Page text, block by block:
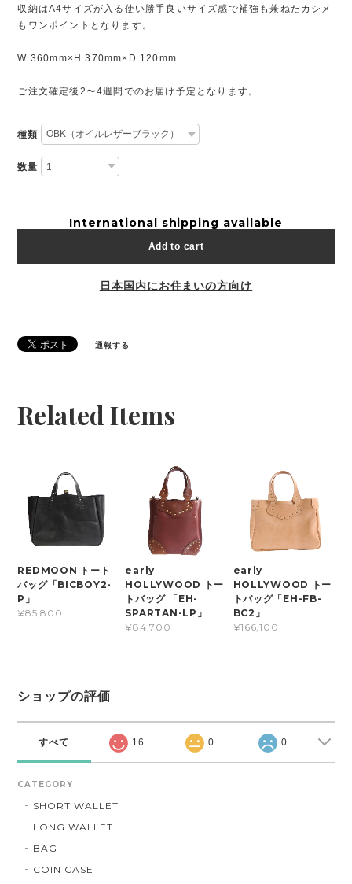
収納はA4サイズが入る使い勝手良いサイズ感で補強も兼ねたカシメ
もワンポイントとなります。
W 360mm×H 370mm×D 120mm
ご注文確定後2〜4週間でのお届け予定となります。
種類
数量
International shipping available
Add to cart
日本国内にお住まいの方向け
通報する
Related Items
REDMOON トート
バッグ「BICBOY2-
P」
¥85,800
early
HOLLYWOOD トー
トバッグ 「EH-
SPARTAN-LP」
¥84,700
early
HOLLYWOOD トー
トバッグ「EH-FB-
BC2」
¥166,100
ショップの評価
すべて 16 0 0
CATEGORY
SHORT WALLET
LONG WALLET
BAG
COIN CASE